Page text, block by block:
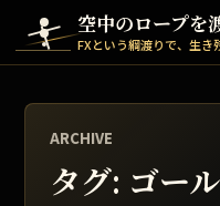
Skip to content空中のロープを
FXという綱渡りで、生き
ARCHIVE
タグ: ゴー